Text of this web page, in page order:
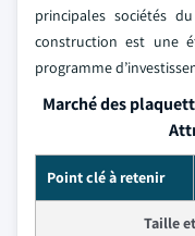
principales sociétés
construction est une
programme
Marché des
Point clé à retenir
Taille